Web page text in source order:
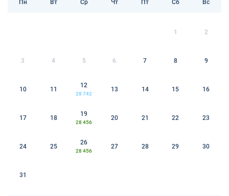
Пн Вт Ср Чт Пт Сб Вс
1 2
3 4 5 6 7 8 9
10 11
12
28 742
13 14 15 16
17 18
19
28 456
20 21 22 23
24 25
26
28 456
27 28 29 30
31